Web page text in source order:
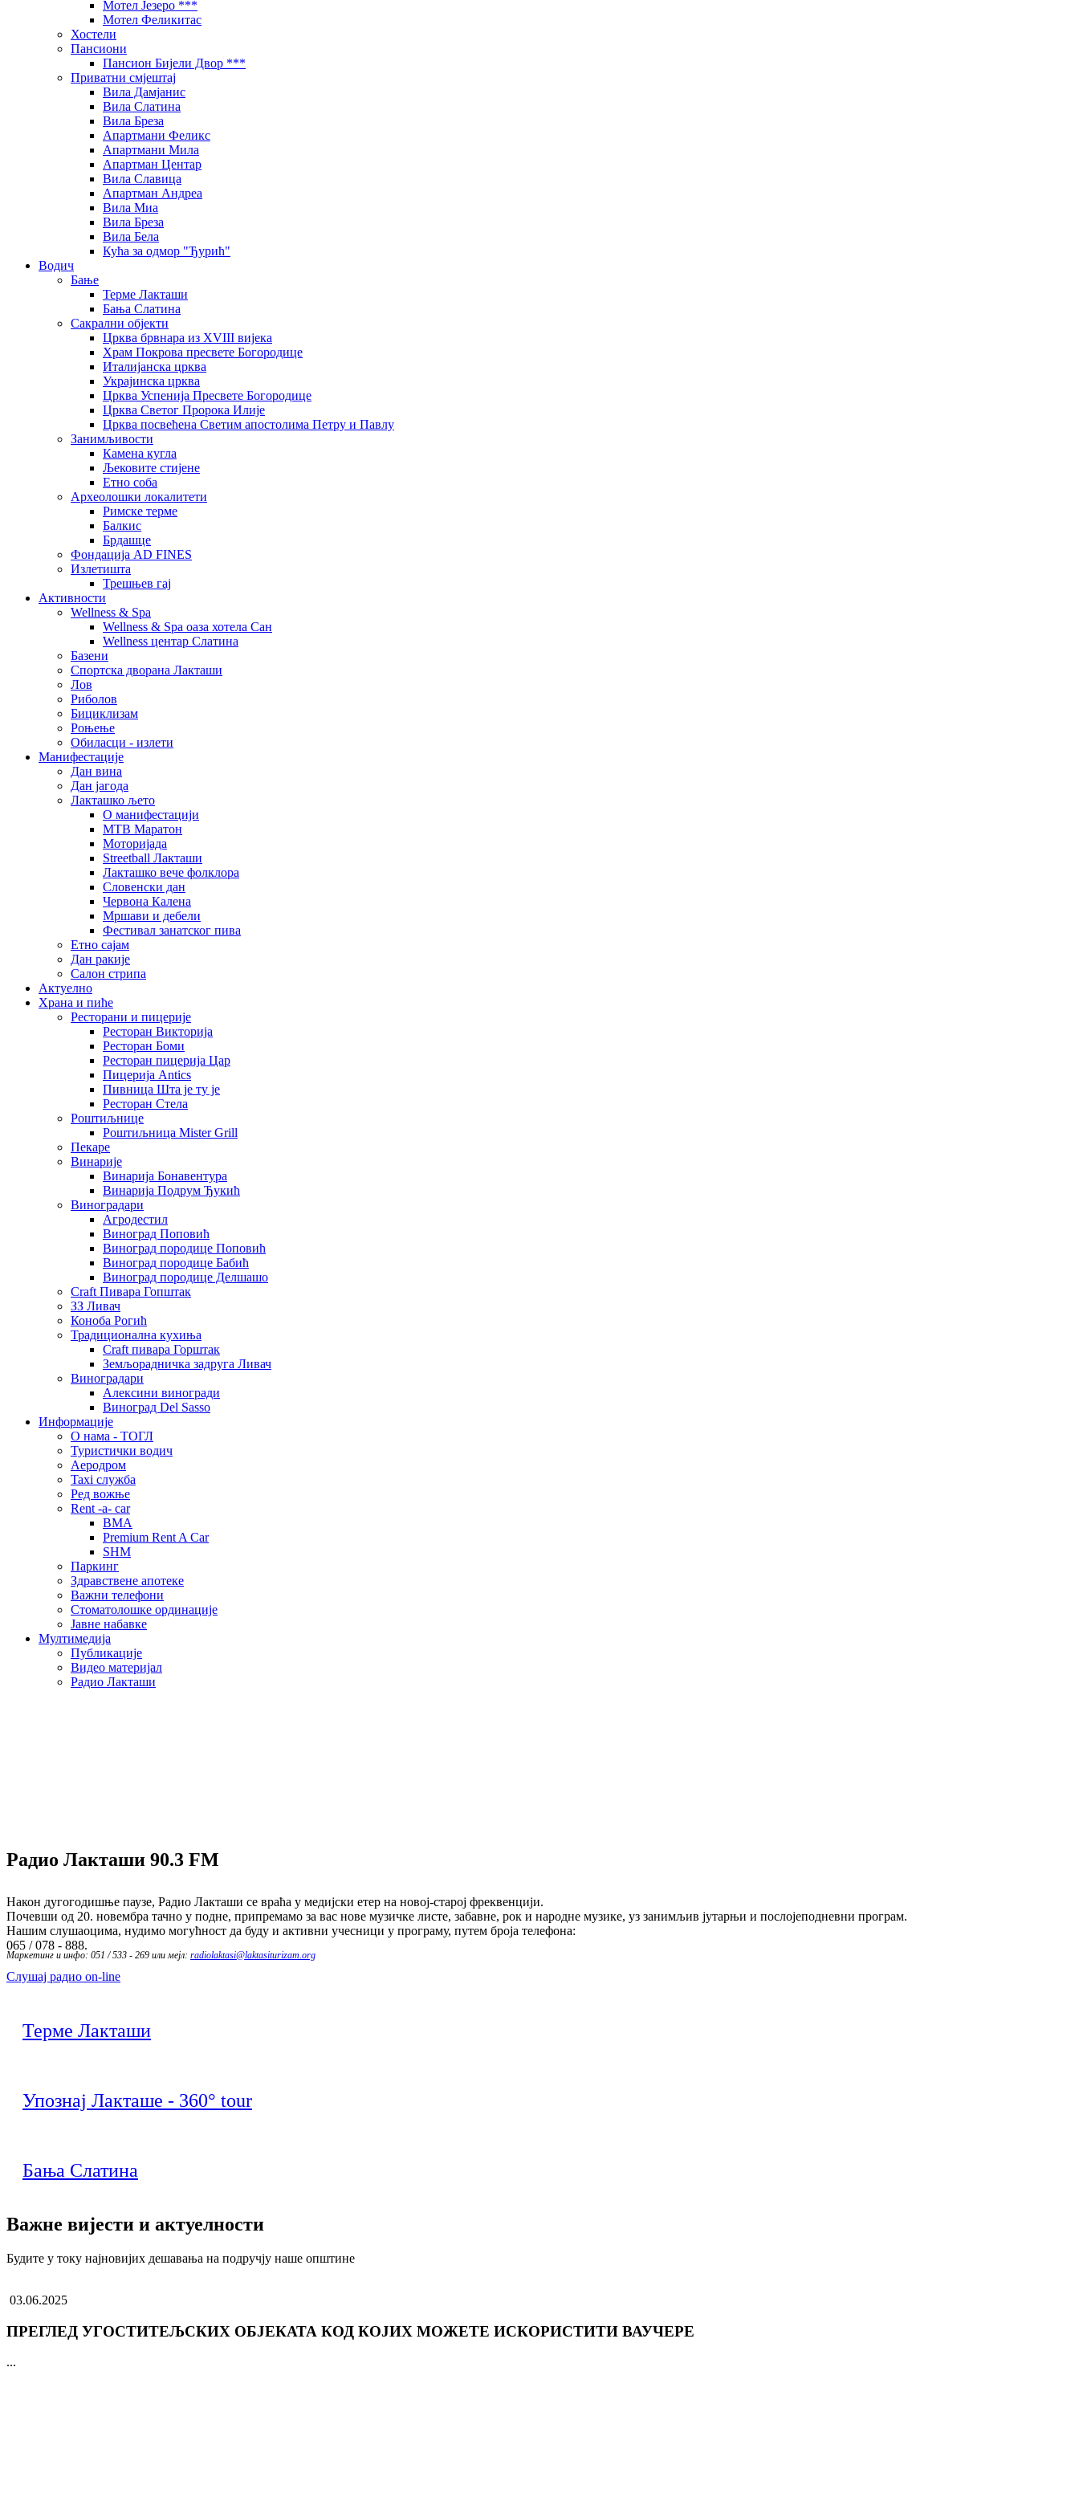
Мотел Језеро ***
Мотел Феликитас
Хостели
Пансиони
Пансион Бијели Двор ***
Приватни смјештај
Вила Дамјанис
Вила Слатина
Вила Бреза
Апартмани Феликс
Апартмани Мила
Апартман Центар
Вила Славица
Апартман Андреа
Вила Миа
Вила Бреза
Вила Бела
Кућа за одмор "Ђурић"
Водич
Бање
Терме Лакташи
Бања Слатина
Сакрални објекти
Црква брвнара из XVIII вијека
Храм Покрова пресвете Богородице
Италијанска црква
Украјинска црква
Црква Успенија Пресвете Богородице
Црква Светог Пророка Илије
Црква посвећена Светим апостолима Петру и Павлу
Занимљивости
Камена кугла
Љековите стијене
Етно соба
Археолошки локалитети
Римске терме
Балкис
Брдашце
Фондација AD FINES
Излетишта
Трешњев гај
Активности
Wellness & Spa
Wellness & Spa оаза хотела Сан
Wellness центар Слатина
Базени
Спортска дворана Лакташи
Лов
Риболов
Бициклизам
Роњење
Обиласци - излети
Манифестације
Дан вина
Дан јагода
Лакташко љето
О манифестацији
MTB Маратон
Моторијада
Streetball Лакташи
Лакташко вече фолклора
Словенски дан
Червона Калена
Мршави и дебели
Фестивал занатског пива
Етно сајам
Дан ракије
Салон стрипа
Актуелно
Храна и пиће
Ресторани и пицерије
Ресторан Викторија
Ресторан Боми
Ресторан пицерија Цар
Пицерија Аntics
Пивница Шта је ту је
Ресторан Стела
Роштиљнице
Роштиљница Mister Grill
Пекаре
Винарије
Винарија Бонавентура
Винарија Подрум Ђукић
Виноградари
Агродестил
Виноград Поповић
Виноград породице Поповић
Виноград породице Бабић
Виноград породице Делшашо
Craft Пивара Гопштак
ЗЗ Ливач
Коноба Рогић
Традиционална кухиња
Craft пивара Горштак
Земљорадничка задруга Ливач
Виноградари
Алексини виногради
Виноград Del Sasso
Информације
О нама - ТОГЛ
Туристички водич
Аеродром
Taxi служба
Ред вожње
Rent -a- car
BMA
Premium Rent A Car
SHM
Паркинг
Здравствене апотеке
Важни телефони
Стоматолошке ординације
Јавне набавке
Мултимедија
Публикације
Видео материјал
Радио Лакташи
Радио Лакташи 90.3 FM
Након дугогодишње паузе, Радио Лакташи се враћа у медијски етер на новој-старој фреквенцији.
Почевши од 20. новембра тачно у подне, припремамо за вас нове музичке листе, забавне, рок и народне музике, уз занимљив јутарњи и послојеподневни програм.
Нашим слушаоцима, нудимо могућност да буду и активни учесници у програму, путем броја телефона:
065 / 078 - 888.
Маркетинг и инфо: 051 / 533 - 269 или мејл: radiolaktasi@laktasiturizam.org
Слушај радио on-line
Терме Лакташи
Упознај Лакташе - 360° tour
Бања Слатина
Важне вијести и актуелности
Будите у току најновијих дешавања на подручју наше општине
03.06.2025
ПРЕГЛЕД УГОСТИТЕЉСКИХ ОБЈЕКАТА КОД КОЈИХ МОЖЕТЕ ИСКОРИСТИТИ ВАУЧЕРЕ
...